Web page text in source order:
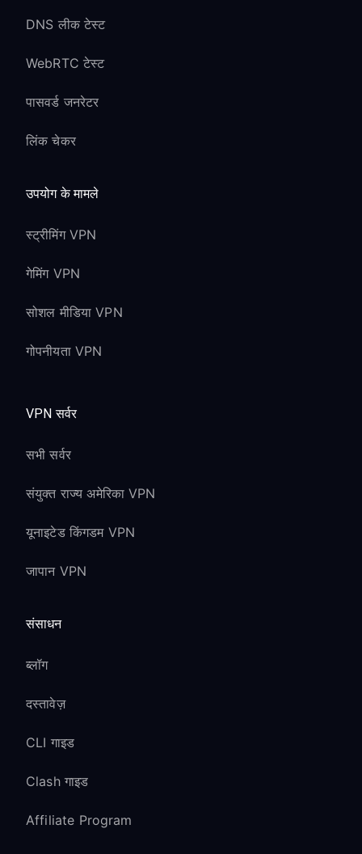
DNS लीक टेस्ट
WebRTC टेस्ट
पासवर्ड जनरेटर
लिंक चेकर
उपयोग के मामले
स्ट्रीमिंग VPN
गेमिंग VPN
सोशल मीडिया VPN
गोपनीयता VPN
VPN सर्वर
सभी सर्वर
संयुक्त राज्य अमेरिका VPN
यूनाइटेड किंगडम VPN
जापान VPN
संसाधन
ब्लॉग
दस्तावेज़
CLI गाइड
Clash गाइड
Affiliate Program